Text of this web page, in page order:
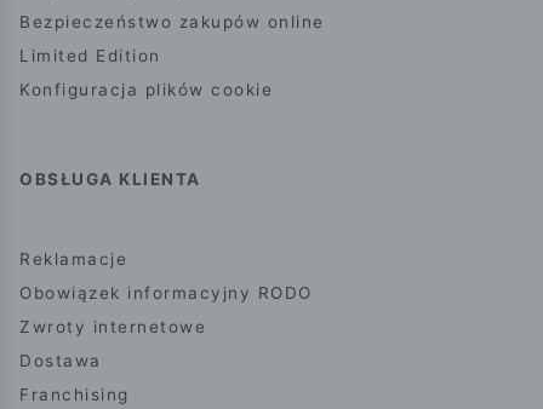
Bezpieczeństwo zakupów online
Limited Edition
Konfiguracja plików cookie
OBSŁUGA KLIENTA
Reklamacje
Obowiązek informacyjny RODO
Zwroty internetowe
Dostawa
Franchising